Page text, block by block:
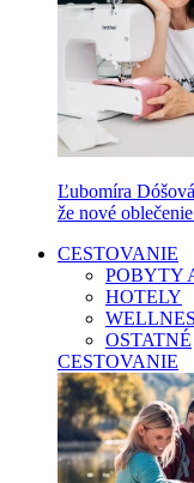
Ľubomíra
že nové
CESTOVANIE
POBYTY
HOTELY
OSTATNÉ
CESTOVANIE